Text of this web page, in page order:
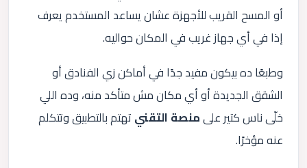
أو المسح القريب للأجهزة عشان يساعد المستخدم يعرف
إذا في أي جهاز غريب في المكان حواليه.
وطبعًا ده بيكون مفيد جدًا في أماكن زي الفنادق أو
الشقق الجديدة أو أي مكان مش متأكد منه، وده اللي
خلّى ناس كتير علىمنصة التقني تهتم بالتطبيق وتتكلم
عنه مؤخرًا.